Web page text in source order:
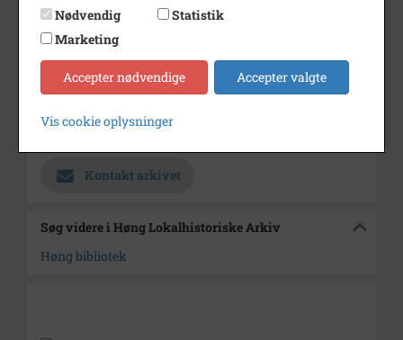
Se på kort
Enhed
Finderup Sogn (Kalundborg
Kontakt arkivet
Søg videre i Høng Lokalhistoriske Arkiv
Høng bibliotek
Nødvendig
Statistik
Marketing
Accepter nødvendige Accepter valgte
Vis cookie oplysninger